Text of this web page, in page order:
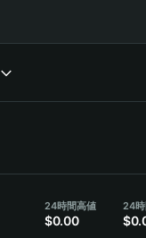
24時間高値
$0.00
24